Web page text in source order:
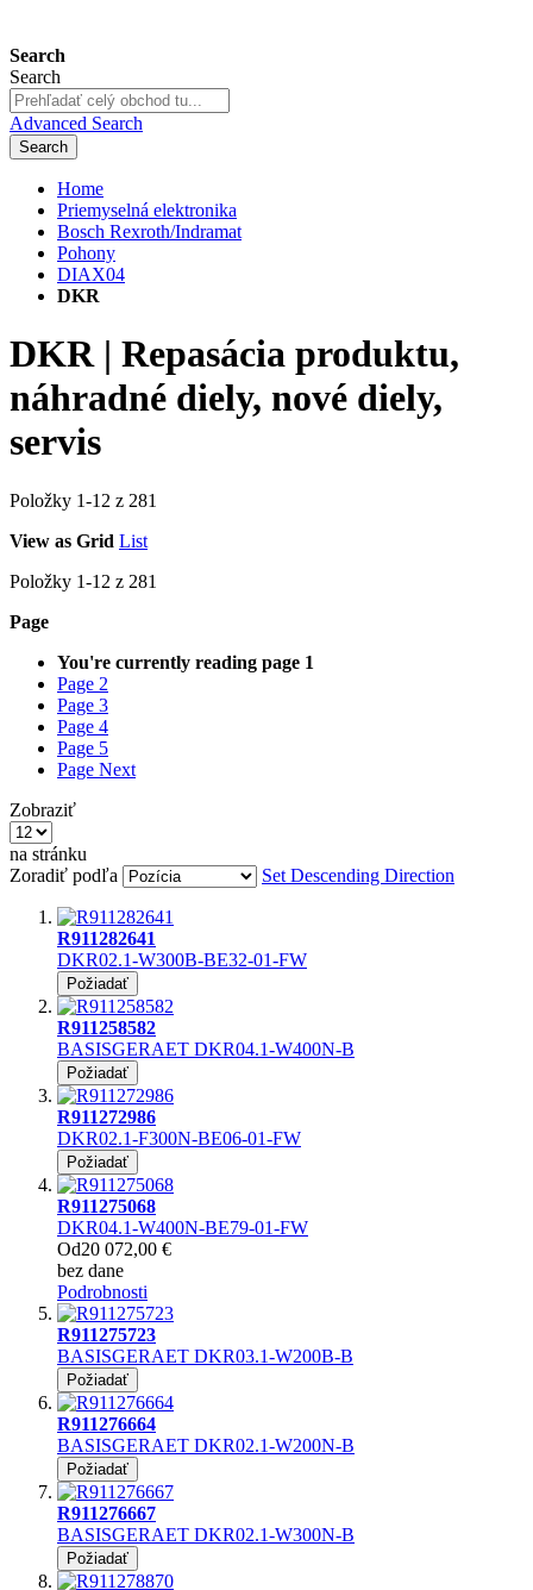
Search
Search
Advanced Search
Search
Home
Priemyselná elektronika
Bosch Rexroth/Indramat
Pohony
DIAX04
DKR
DKR | Repasácia produktu,
náhradné diely, nové diely,
servis
Položky 1-12 z 281
View as Grid List
Položky 1-12 z 281
Page
You're currently reading page 1
Page 2
Page 3
Page 4
Page 5
Page Next
Zobraziť
na stránku
Zoradiť podľa
Set Descending Direction
R911282641
DKR02.1-W300B-BE32-01-FW
Požiadať
R911258582
BASISGERAET DKR04.1-W400N-B
Požiadať
R911272986
DKR02.1-F300N-BE06-01-FW
Požiadať
R911275068
DKR04.1-W400N-BE79-01-FW
Od20 072,00 €
bez dane
Podrobnosti
R911275723
BASISGERAET DKR03.1-W200B-B
Požiadať
R911276664
BASISGERAET DKR02.1-W200N-B
Požiadať
R911276667
BASISGERAET DKR02.1-W300N-B
Požiadať